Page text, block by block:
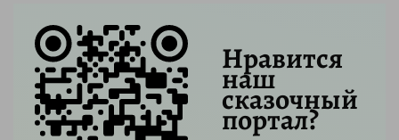
Нравится
наш
сказочный
портал?